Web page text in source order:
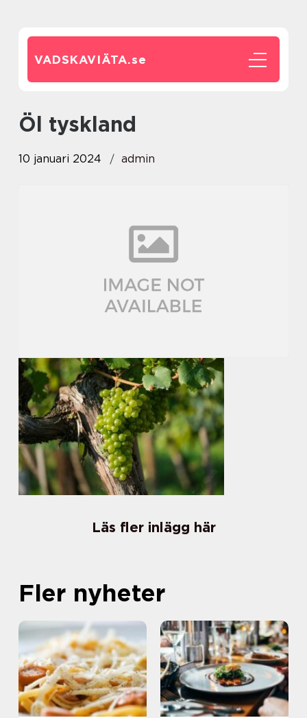
VADSKAVIÄTA.se
öl tyskland
10 januari 2024 admin
Läs fler inlägg här
Fler nyheter